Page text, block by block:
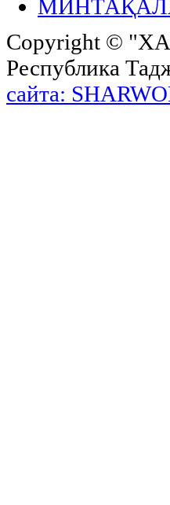
Copyright ©
Республика
сайта: